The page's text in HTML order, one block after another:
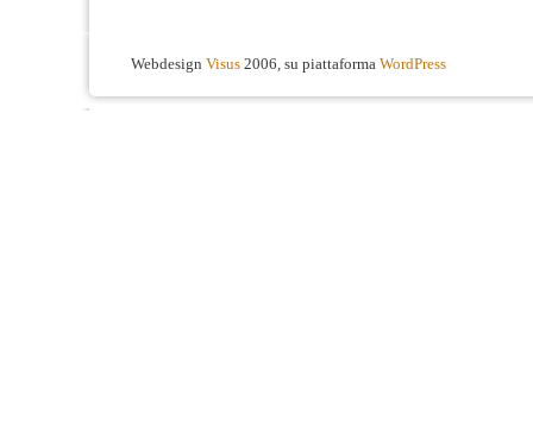
Webdesign Visus 2006, su piattaforma WordPress